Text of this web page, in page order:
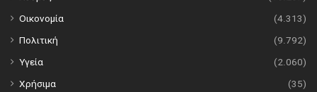
Οικονομία
(4.313)
Πολιτική
(9.792)
Υγεία
(2.060)
Χρήσιμα
(35)